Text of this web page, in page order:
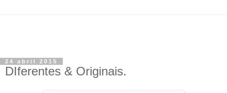
24 abril 2015
DIferentes & Originais.